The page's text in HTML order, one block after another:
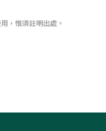
，惟須註明出處。